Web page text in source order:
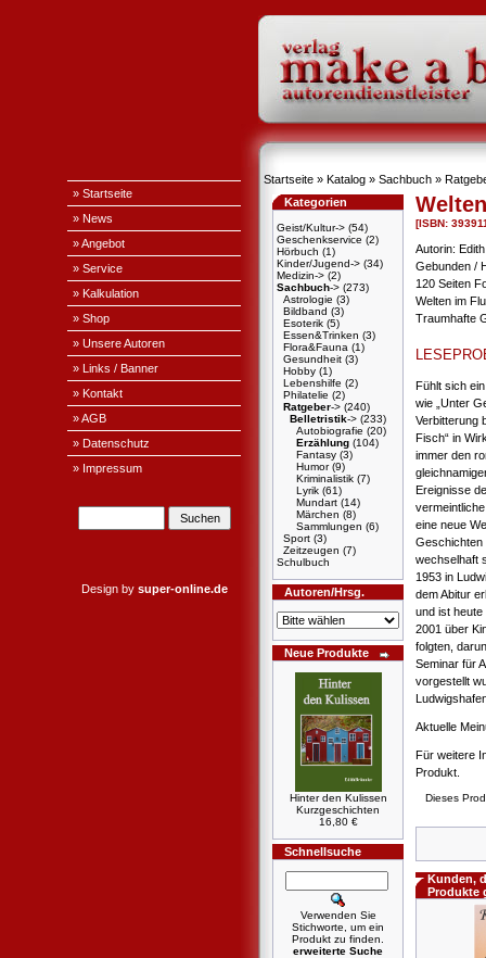
» Startseite
» News
» Angebot
» Service
» Kalkulation
» Shop
» Unsere Autoren
» Links / Banner
» Kontakt
» AGB
» Datenschutz
» Impressum
Design by super-online.de
Startseite » Katalog » Sachbuch »
Kategorien
Geist/Kultur-> (54)
Geschenkservice (2)
Hörbuch (1)
Kinder/Jugend-> (34)
Medizin-> (2)
Sachbuch-> (273)
Astrologie (3)
Bildband (3)
Esoterik (5)
Essen&Trinken (3)
Flora&Fauna (1)
Gesundheit (3)
Hobby (1)
Lebenshilfe (2)
Philatelie (2)
Ratgeber-> (240)
Belletristik-> (233)
Autobiografie (20)
Erzählung (104)
Fantasy (3)
Humor(9)
Kriminalistik (7)
Lyrik (61)
Mundart (14)
Märchen (8)
Sammlungen (6)
Sport (3)
Zeitzeugen (7)
Schulbuch
Autoren/Hrsg.
Neue Produkte
Hinter den Kulissen
Kurzgeschichten
16,80 €
Schnellsuche
Verwenden Sie
Stichworte, um ein
Produkt zu finden.
erweiterte Suche
[ISBN:
Autorin:
Gebunden /
120 Seiten
Welten im
Traumhafte
Fühlt sich
wie „Unter
Verbitterung
Fisch“ in
immer den
Ereignisse
eine neue
Geschichten
wechselhaft
1953 in
dem Abitur
und ist
2001 über
folgten,
Seminar für
vorgestellt
Aktuelle
Für weitere
Produkt.
Dieses
Kunden,
Produkte